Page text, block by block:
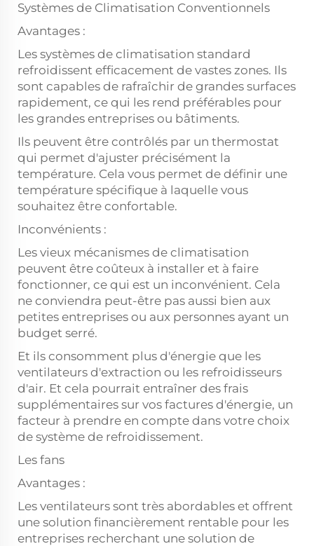
Systèmes de Climatisation Conven­tionnels
Avantages :
Les systèmes de climatisation standard
refroidissent efficacement de vastes zones. Ils
sont capables de rafraîchir de grandes surfaces
rapidement, ce qui les rend préférables pour
les grandes entreprises ou bâtiments.
Ils peuvent être contrôlés par un thermostat
qui permet d'ajuster précisément la
température. Cela vous permet de définir une
température spécifique à laquelle vous
souhaitez être confortable.
Inconvénients :
Les vieux mécanismes de climatisation
peuvent être coûteux à installer et à faire
fonctionner, ce qui est un inconvénient. Cela
ne conviendra peut-être pas aussi bien aux
petites entreprises ou aux personnes ayant un
budget serré.
Et ils consomment plus d'énergie que les
ventilateurs d'extraction ou les refroidisseurs
d'air. Et cela pourrait entraîner des frais
supplémentaires sur vos factures d'énergie, un
facteur à prendre en compte dans votre choix
de système de refroidissement.
Les fans
Avantages :
Les ventilateurs sont très abordables et offrent
une solution financièrement rentable pour les
entreprises recherchant une solution de